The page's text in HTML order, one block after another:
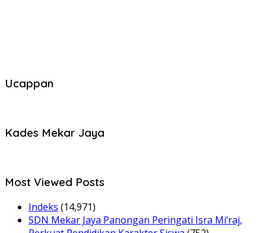
Ucappan
Kades Mekar Jaya
Most Viewed Posts
Indeks (14,971)
SDN Mekar Jaya Panongan Peringati Isra Mi’raj,